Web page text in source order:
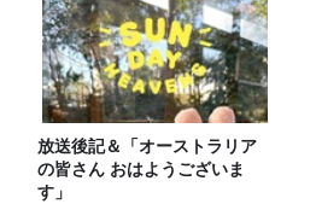
放送後記＆「オーストラリア
の皆さん おはようございま
す」